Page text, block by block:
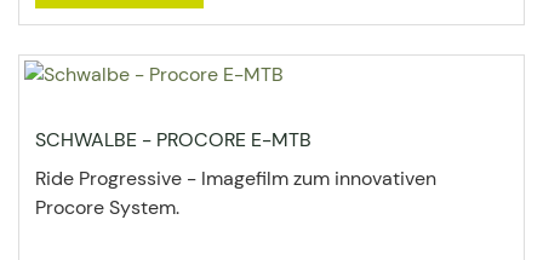
SCHWALBE - PROCORE E-MTB
Ride Progressive - Imagefilm zum innovativen
Procore System.